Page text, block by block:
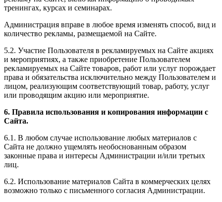
тренингах, курсах и семинарах.
Администрация вправе в любое время изменять способ, вид и
количество рекламы, размещаемой на Сайте.
5.2. Участие Пользователя в рекламируемых на Сайте акциях
и мероприятиях, а также приобретение Пользователем
рекламируемых на Сайте товаров, работ или услуг порождает
права и обязательства исключительно между Пользователем и
лицом, реализующим соответствующий товар, работу, услуг
или проводящим акцию или мероприятие.
6. Правила использования и копирования информации с
Сайта.
6.1. В любом случае использование любых материалов с
Сайта не должно ущемлять необоснованным образом
законные права и интересы Администрации и/или третьих
лиц.
6.2. Использование материалов Сайта в коммерческих целях
возможно только с письменного согласия Администрации.